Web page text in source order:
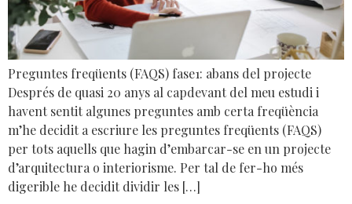
Preguntes freqüents (FAQS) fase1: abans del projecte
Després de quasi 20 anys al capdevant del meu estudi i
havent sentit algunes preguntes amb certa freqüència
m’he decidit a escriure les preguntes freqüents (FAQS)
per tots aquells que hagin d’embarcar-se en un projecte
d’arquitectura o interiorisme. Per tal de fer-ho més
digerible he decidit dividir les […]